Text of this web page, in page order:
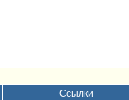
Ссылки